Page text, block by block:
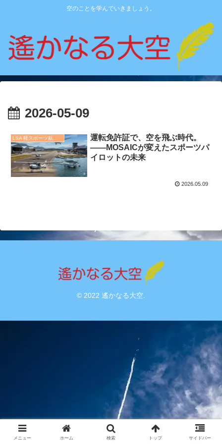
空のことを学んでいきましょう。
2026-05-09
運転免許証で、空を飛ぶ時代。
——MOSAICが変えたスポーツパ
イロットの未来
2026.05.09
© 2022 遙かなる大空.
メニュー ホーム 検索 トップ サイドバー